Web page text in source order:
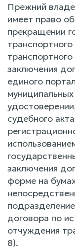
Прежний
имеет право
прекращении
заключения
единого
судебного
заключения
форме на
договора по
отчуждения
8).